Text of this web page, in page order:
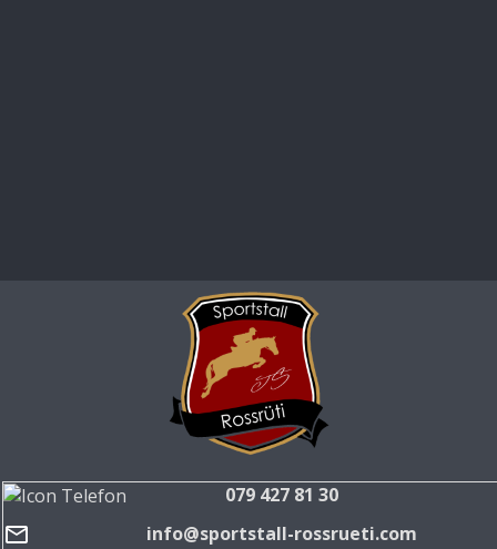
079 427 81 30
info@sportstall-rossrueti.com